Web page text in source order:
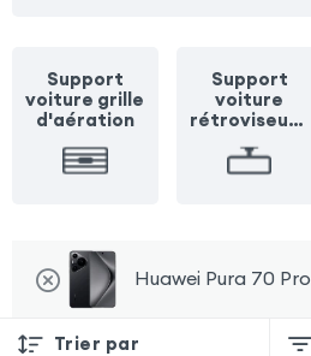
Support
voiture grille
d'aération
Support
voiture
rétroviseur /
Huawei Pura 70 Pro
Trier par